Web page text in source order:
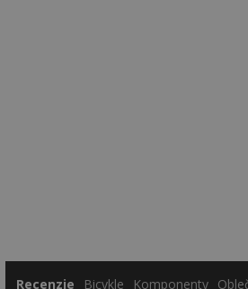
Recenzie Bicykle Komponenty